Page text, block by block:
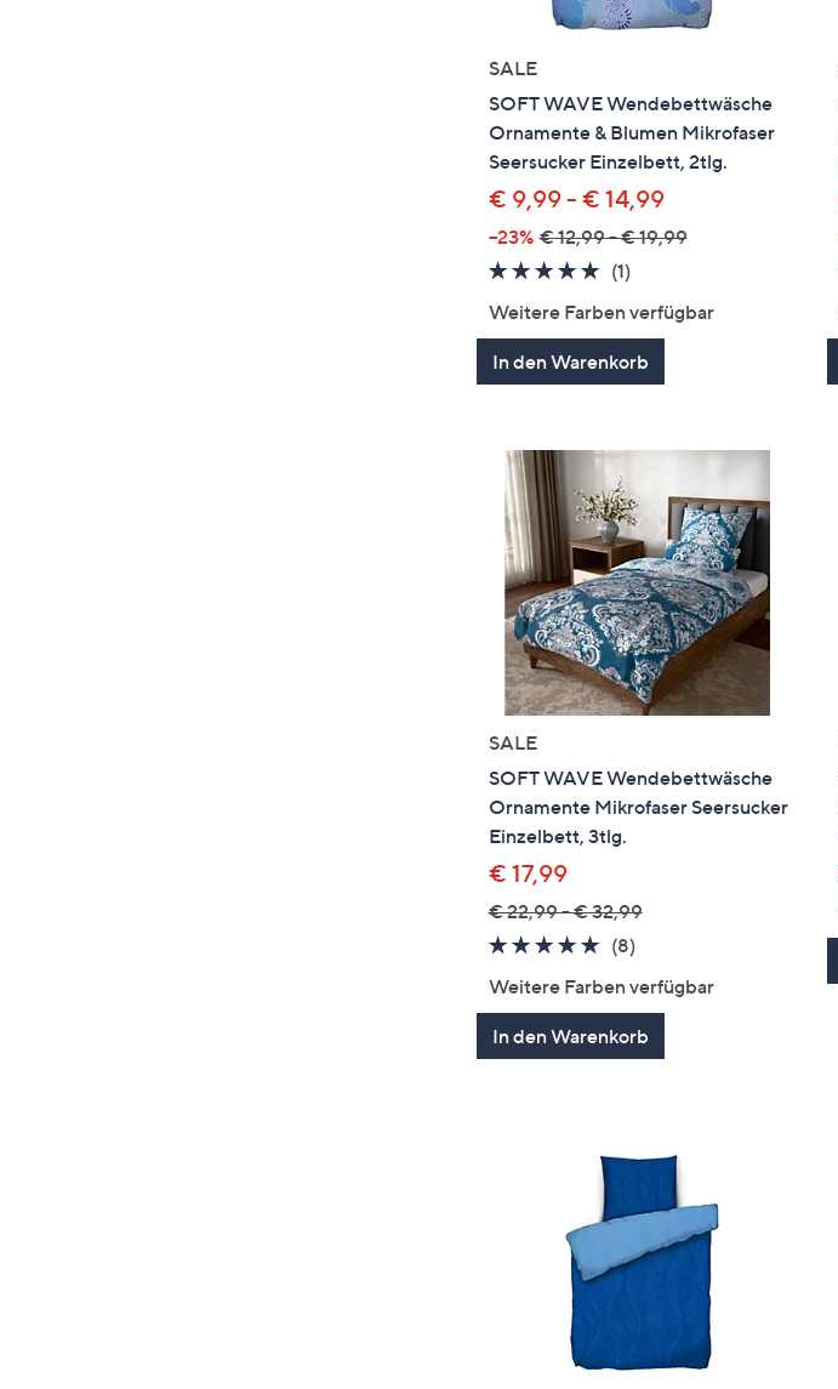
SALE
SOFT WAVE Wendebettwäsche
Ornamente & Blumen Mikrofaser
Seersucker Einzelbett, 2tlg.
€ 9,99 - € 14,99
--23% € 12,99 - € 19,99
5.0
5
(1)1
Weitere Farben verfügbar
In den Warenkorb
SALE
SOFT WAVE Wendebettwäsche
Ornamente Mikrofaser Seersucker
Einzelbett, 3tlg.
€ 17,99
€ 22,99 - € 32,99
4.9
(8)8
Weitere Farben verfügbar
In den Warenkorb